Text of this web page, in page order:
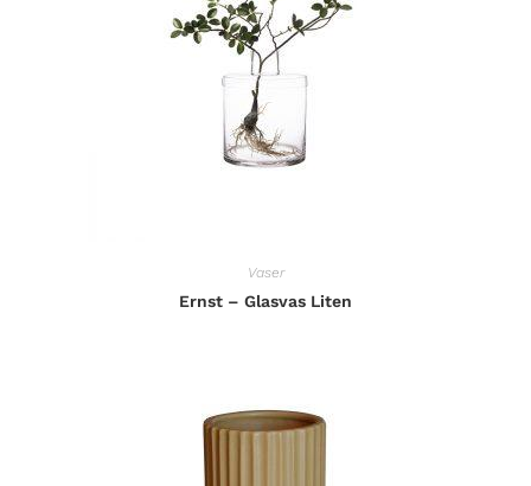
Vaser
Ernst – Glasvas Liten